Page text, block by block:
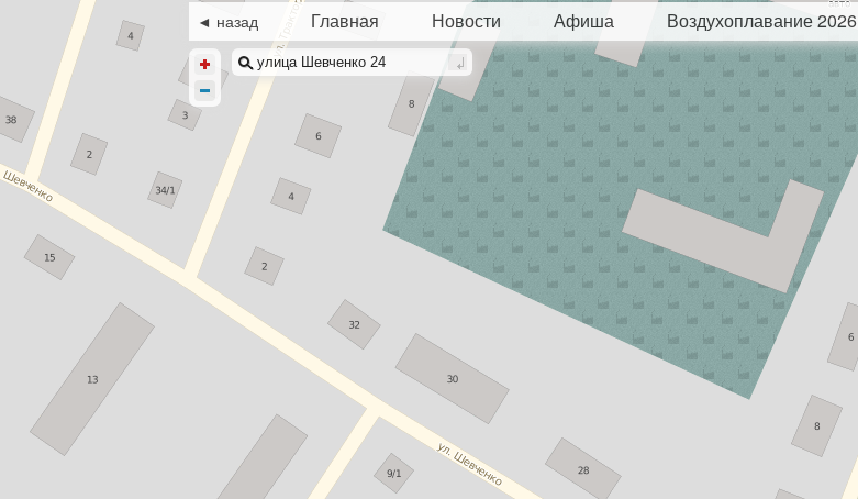
◄ назад Главная Новости Афиша Воздухоплавание 2026